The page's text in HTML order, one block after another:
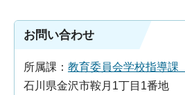
お問い合わせ
所属課： 教育委員会学校指導課
石川県金沢市鞍月1丁目1番地